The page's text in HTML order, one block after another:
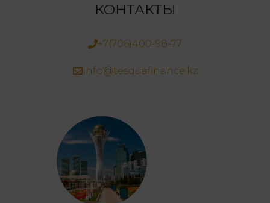
КОНТАКТЫ
+7(706)400-98-77
info@tesquafinance.kz